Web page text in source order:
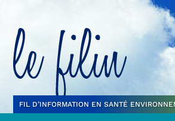
FIL D’INFORMATION EN SANTÉ